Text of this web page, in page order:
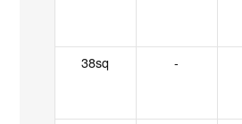
38sq -